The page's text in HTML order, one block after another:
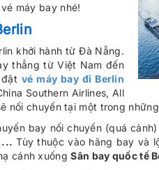
máy bay nhé!
khởi hành từ Đà Nẵng.
thẳng từ Việt Nam đến
vé máy bay đi Berlin
Southern Airlines, All
chuyến tại một trong
bay nối chuyến (quá
Tùy thuộc vào hãng bay và
cánh xuốngSân bay quốc tế